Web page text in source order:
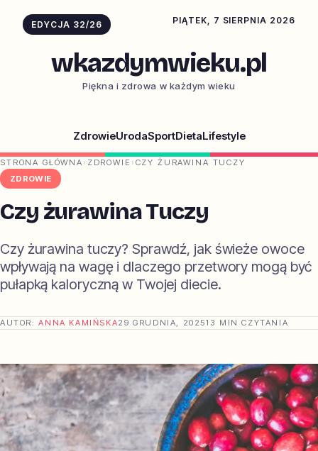
EDYCJA 32/26 PIĄTEK, 7 SIERPNIA 2026
wkazdymwieku.pl
Piękna i zdrowa w każdym wieku
ZdrowieUrodaSportDietaLifestyle
STRONA GŁÓWNA › ZDROWIE › CZY ŻURAWINA TUCZY
ZDROWIE
Czy żurawina Tuczy
Czy żurawina tuczy? Sprawdź, jak świeże owoce
wpływają na wagę i dlaczego przetwory mogą być
pułapką kaloryczną w Twojej diecie.
AUTOR:ANNA KAMIŃSKA29 GRUDNIA, 202513 MIN CZYTANIA